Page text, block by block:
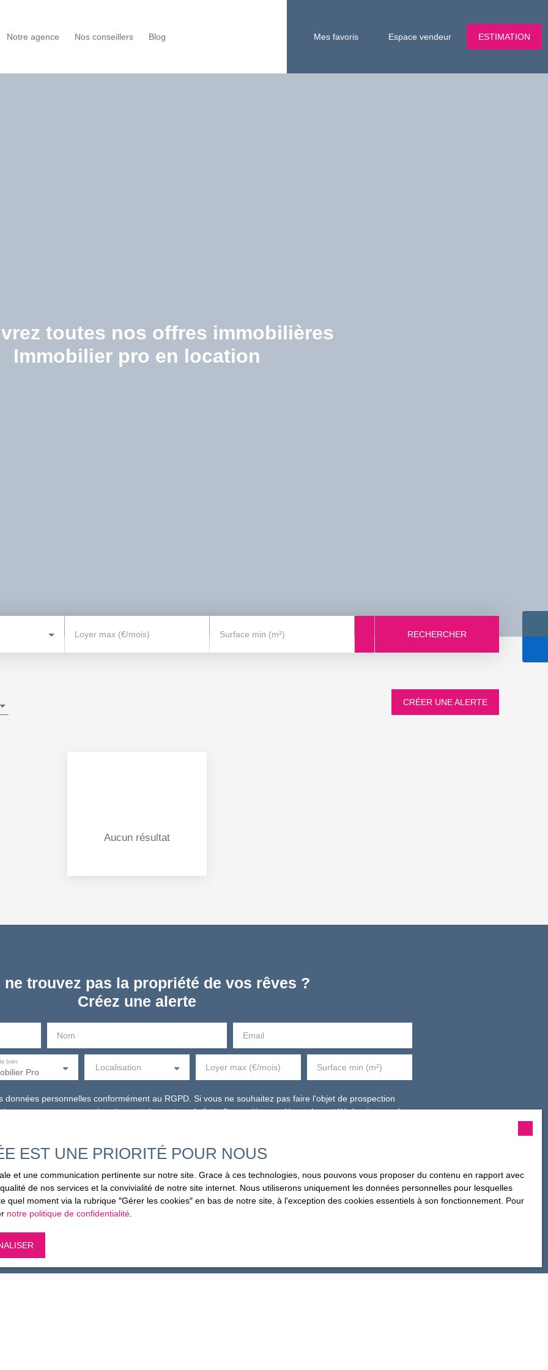
Notre agence Nos conseillers Blog Mes favoris Espace vendeur ESTIMATION
toutes nos offres immobilières
Immobilier pro en location
Loyer max (€/mois) Surface min (m²) RECHERCHER
CRÉER UNE ALERTE
Aucun résultat
ne trouvez pas la propriété de vos rêves ?
Créez une alerte
Nom Email
Pro
bien
Localisation Loyer max (€/mois) Surface min (m²)
données personnelles conformément au RGPD. Si vous ne souhaitez pas faire l'objet de prospection
vous pouvez vous inscrire gratuitement sur la liste d'opposition au démarchage téléphonique, prévu
CS 61311, 41013 BLOIS CEDEX.
de vos données personnelles, veuillez consulter notrepolitique de confidentialité.
Recevoir des annonces
EST UNE PRIORITÉ POUR NOUS
et une communication pertinente sur notre site. Grace à ces technologies, nous pouvons vous proposer du contenu en rapport avec
de nos services et la convivialité de notre site internet. Nous utiliserons uniquement les données personnelles pour lesquelles
moment via la rubrique ″Gérer les cookies″ en bas de notre site, à l'exception des cookies essentiels à son fonctionnement. Pour
notre politique de confidentialité